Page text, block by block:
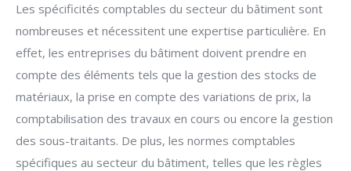
Les spécificités comptables du secteur du bâtiment sont
nombreuses et nécessitent une expertise particulière. En
effet, les entreprises du bâtiment doivent prendre en
compte des éléments tels que la gestion des stocks de
matériaux, la prise en compte des variations de prix, la
comptabilisation des travaux en cours ou encore la gestion
des sous-traitants. De plus, les normes comptables
spécifiques au secteur du bâtiment, telles que les règles